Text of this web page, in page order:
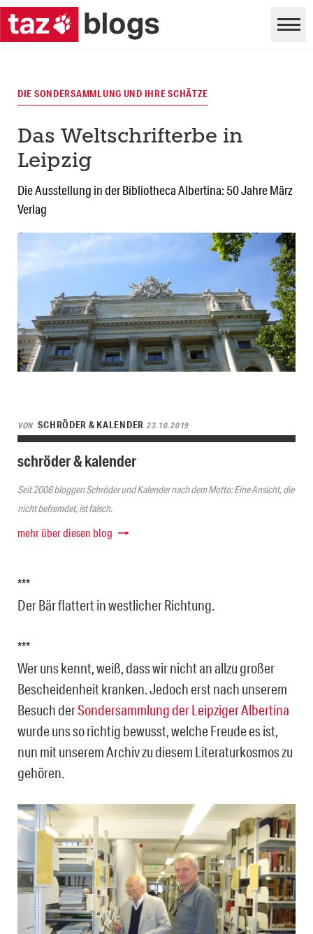
DIE SONDERSAMMLUNG UND IHRE SCHÄTZE
Das Weltschrifterbe in
Leipzig
Die Ausstellung in der Bibliotheca Albertina: 50 Jahre März
Verlag
VON SCHRÖDER & KALENDER 23.10.2019
schröder & kalender
Seit 2006 bloggen Schröder und Kalender nach dem Motto: Eine Ansicht, die
nicht befremdet, ist falsch.
mehr über diesen blog
***
Der Bär flattert in westlicher Richtung.
***
Wer uns kennt, weiß, dass wir nicht an allzu großer
Bescheidenheit kranken. Jedoch erst nach unserem
Besuch derSondersammlung der Leipziger Albertina
wurde uns so richtig bewusst, welche Freude es ist,
nun mit unserem Archiv zu diesem Literaturkosmos zu
gehören.